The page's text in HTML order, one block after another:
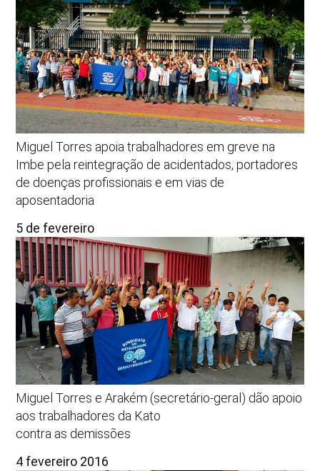
Miguel Torres apoia trabalhadores em greve na
Imbe pela reintegração de acidentados, portadores
de doenças profissionais e em vias de
aposentadoria
5 de fevereiro
Miguel Torres e Arakém (secretário-geral) dão apoio
aos trabalhadores da Kato
contra as demissões
4 fevereiro 2016